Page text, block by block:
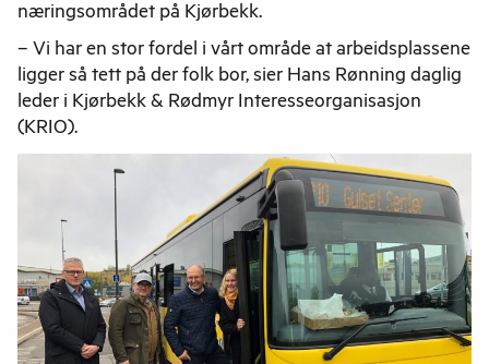
næringsområdet på Kjørbekk.
– Vi har en stor fordel i vårt område at arbeidsplassene
ligger så tett på der folk bor, sier Hans Rønning daglig
leder i Kjørbekk & Rødmyr Interesseorganisasjon
(KRIO).